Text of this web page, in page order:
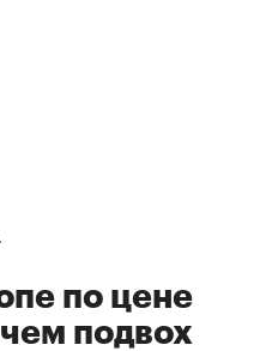
по цене
подвох